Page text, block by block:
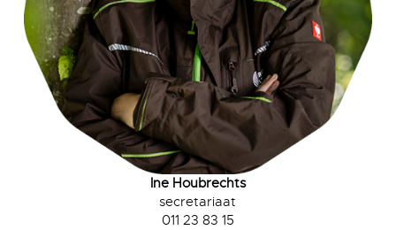
Ine Houbrechts
secretariaat
011 23 83 15